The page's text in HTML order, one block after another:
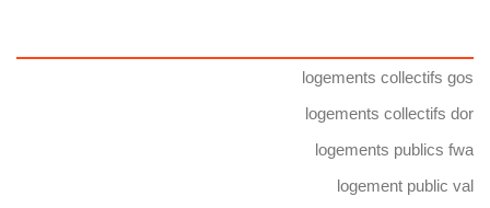
logements collectifs gos
logements collectifs dor
logements publics fwa
logement public val